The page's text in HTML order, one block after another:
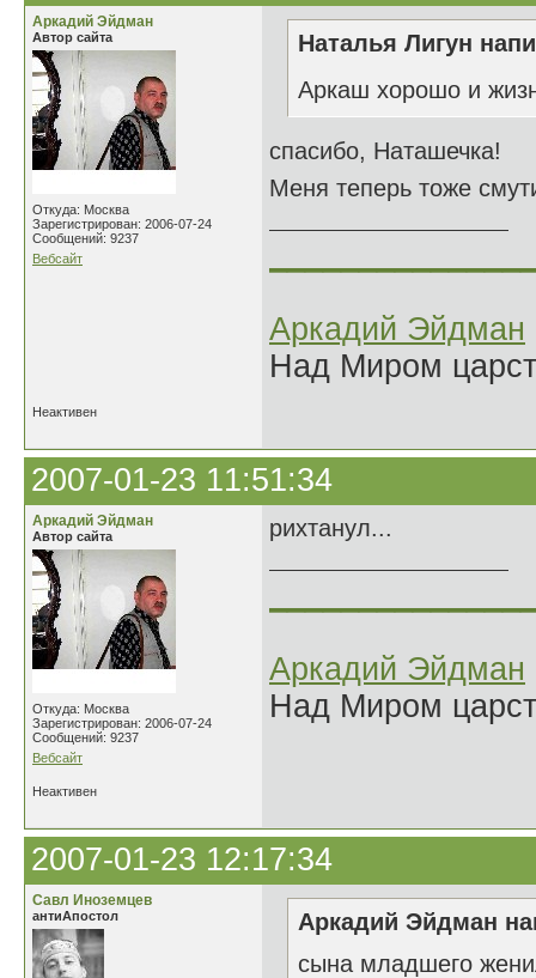
Аркадий Эйдман
Автор сайта
Откуда: Москва
Зарегистрирован: 2006-07-24
Сообщений: 9237
Вебсайт
Наталья Лигун
Аркаш хорошо и
спасибо, Наташечка!
Меня теперь тоже
Аркадий Эйдман
Над Миром
Неактивен
2007-01-23 11:51:34
Аркадий Эйдман
Автор сайта
Откуда: Москва
Зарегистрирован: 2006-07-24
Сообщений: 9237
Вебсайт
рихтанул...
Аркадий Эйдман
Над Миром
Неактивен
2007-01-23 12:17:34
Савл Иноземцев
антиАпостол
Аркадий Эйдман
сына младшего